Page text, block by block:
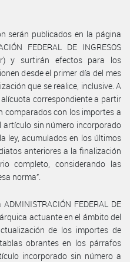
serán publicados en la página
FEDERAL DE INGRESOS
y surtirán efectos para los
desde el primer día del mes
que se realice, inclusive. A
correspondiente a partir
comparados con los importes a
artículo sin número incorporado
ley, acumulados en los últimos
anteriores a la finalización
completo, considerando las
norma”.
FEDERAL DE
actuante en el ámbito del
de los importes de
obrantes en los párrafos
incorporado sin número a